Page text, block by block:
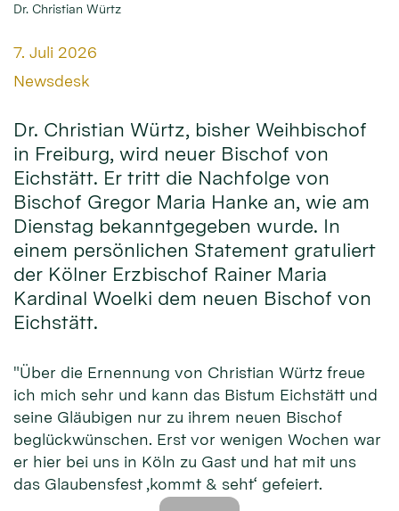
Dr. Christian Würtz
Datum:
7. Juli 2026
Von:
Newsdesk
Dr. Christian Würtz, bisher Weihbischof
in Freiburg, wird neuer Bischof von
Eichstätt. Er tritt die Nachfolge von
Bischof Gregor Maria Hanke an, wie am
Dienstag bekanntgegeben wurde. In
einem persönlichen Statement gratuliert
der Kölner Erzbischof Rainer Maria
Kardinal Woelki dem neuen Bischof von
Eichstätt.
"Über die Ernennung von Christian Würtz freue
ich mich sehr und kann das Bistum Eichstätt und
seine Gläubigen nur zu ihrem neuen Bischof
beglückwünschen. Erst vor wenigen Wochen war
er hier bei uns in Köln zu Gast und hat mit uns
das Glaubensfest ‚kommt & seht‘ gefeiert.